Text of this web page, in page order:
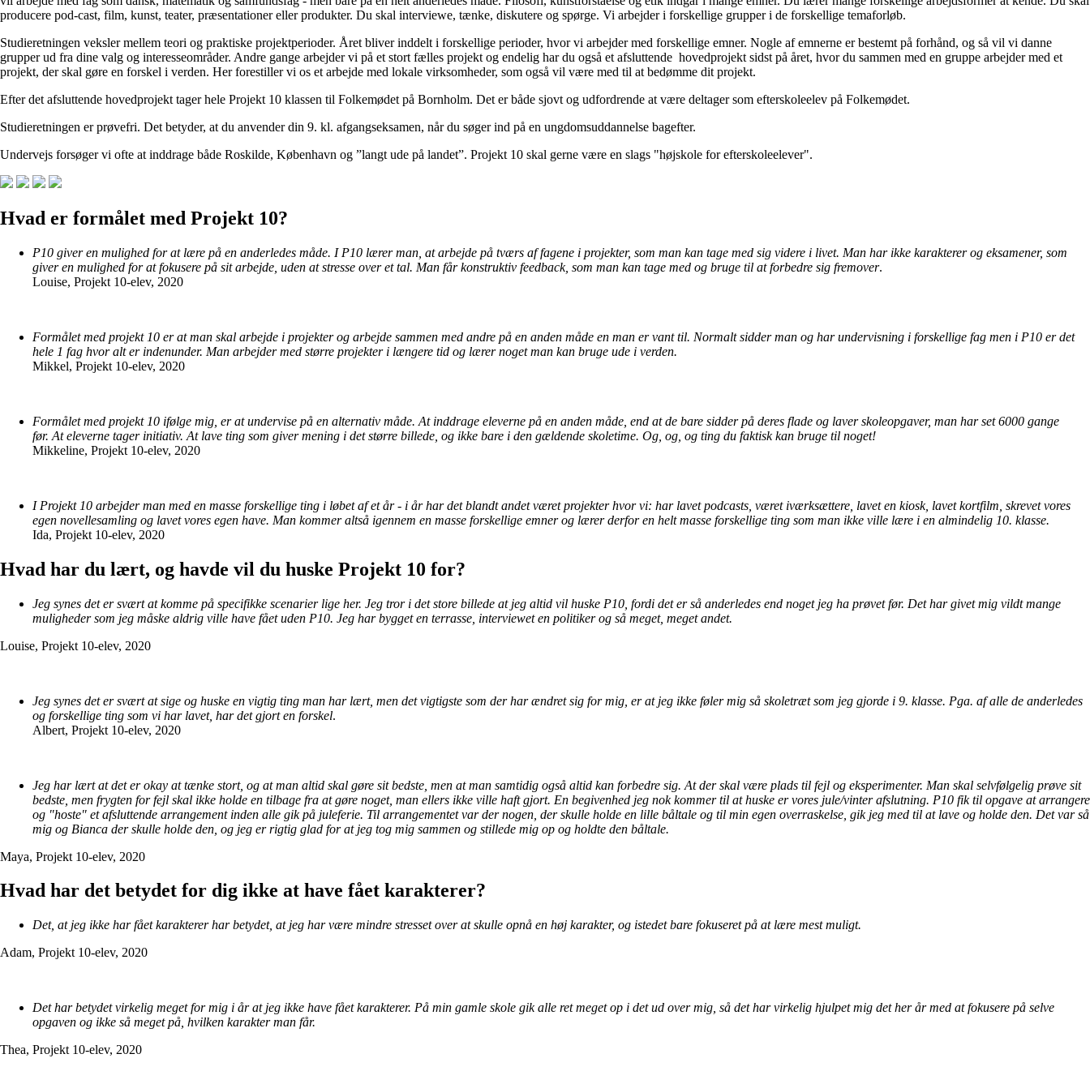
producere pod-cast, film, kunst, teater, præsentationer eller produkter. Du skal interviewe, tænke, diskutere og spørge. Vi arbejder i forskellige grupper i de forskellige temaforløb.
Studieretningen veksler mellem teori og praktiske projektperioder. Året bliver inddelt i forskellige perioder, hvor vi arbejder med forskellige emner. Nogle af emnerne er bestemt på forhånd, og så vil vi danne
grupper ud fra dine valg og interesseområder. Andre gange arbejder vi på et stort fælles projekt og endelig har du også et afsluttende hovedprojekt sidst på året, hvor du sammen med en gruppe arbejder med et
projekt, der skal gøre en forskel i verden. Her forestiller vi os et arbejde med lokale virksomheder, som også vil være med til at bedømme dit projekt.
Efter det afsluttende hovedprojekt tager hele Projekt 10 klassen til Folkemødet på Bornholm. Det er både sjovt og udfordrende at være deltager som efterskoleelev på Folkemødet.
Studieretningen er prøvefri. Det betyder, at du anvender din 9. kl. afgangseksamen, når du søger ind på en ungdomsuddannelse bagefter.
Undervejs forsøger vi ofte at inddrage både Roskilde, København og ”langt ude på landet”. Projekt 10 skal gerne være en slags "højskole for efterskoleelever".
Hvad er formålet med Projekt 10?
P10 giver en mulighed for at lære på en anderledes måde. I P10 lærer man, at arbejde på tværs af fagene i projekter, som man kan tage med sig videre i livet. Man har ikke karakterer og eksamener, som
giver en mulighed for at fokusere på sit arbejde, uden at stresse over et tal. Man får konstruktiv feedback, som man kan tage med og bruge til at forbedre sig fremover.
Louise, Projekt 10-elev, 2020
Formålet med projekt 10 er at man skal arbejde i projekter og arbejde sammen med andre på en anden måde en man er vant til. Normalt sidder man og har undervisning i forskellige fag men i P10 er det
hele 1 fag hvor alt er indenunder. Man arbejder med større projekter i længere tid og lærer noget man kan bruge ude i verden.
Mikkel, Projekt 10-elev, 2020
Formålet med projekt 10 ifølge mig, er at undervise på en alternativ måde. At inddrage eleverne på en anden måde, end at de bare sidder på deres flade og laver skoleopgaver, man har set 6000 gange
før. At eleverne tager initiativ. At lave ting som giver mening i det større billede, og ikke bare i den gældende skoletime. Og, og, og ting du faktisk kan bruge til noget!
Mikkeline, Projekt 10-elev, 2020
I Projekt 10 arbejder man med en masse forskellige ting i løbet af et år - i år har det blandt andet været projekter hvor vi: har lavet podcasts, været iværksættere, lavet en kiosk, lavet kortfilm, skrevet vores
egen novellesamling og lavet vores egen have. Man kommer altså igennem en masse forskellige emner og lærer derfor en helt masse forskellige ting som man ikke ville lære i en almindelig 10. klasse.
Ida, Projekt 10-elev, 2020
Hvad har du lært, og havde vil du huske Projekt 10 for?
Jeg synes det er svært at komme på specifikke scenarier lige her. Jeg tror i det store billede at jeg altid vil huske P10, fordi det er så anderledes end noget jeg ha prøvet før. Det har givet mig vildt mange
muligheder som jeg måske aldrig ville have fået uden P10. Jeg har bygget en terrasse, interviewet en politiker og så meget, meget andet.
Louise, Projekt 10-elev, 2020
Jeg synes det er svært at sige og huske en vigtig ting man har lært, men det vigtigste som der har ændret sig for mig, er at jeg ikke føler mig så skoletræt som jeg gjorde i 9. klasse. Pga. af alle de anderledes
og forskellige ting som vi har lavet, har det gjort en forskel.
Albert, Projekt 10-elev, 2020
Jeg har lært at det er okay at tænke stort, og at man altid skal gøre sit bedste, men at man samtidig også altid kan forbedre sig. At der skal være plads til fejl og eksperimenter. Man skal selvfølgelig prøve sit
bedste, men frygten for fejl skal ikke holde en tilbage fra at gøre noget, man ellers ikke ville haft gjort. En begivenhed jeg nok kommer til at huske er vores jule/vinter afslutning. P10 fik til opgave at arrangere
og "hoste" et afsluttende arrangement inden alle gik på juleferie. Til arrangementet var der nogen, der skulle holde en lille båltale og til min egen overraskelse, gik jeg med til at lave og holde den. Det var så
mig og Bianca der skulle holde den, og jeg er rigtig glad for at jeg tog mig sammen og stillede mig op og holdte den båltale.
Maya, Projekt 10-elev, 2020
Hvad har det betydet for dig ikke at have fået karakterer?
Det, at jeg ikke har fået karakterer har betydet, at jeg har være mindre stresset over at skulle opnå en høj karakter, og istedet bare fokuseret på at lære mest muligt.
Adam, Projekt 10-elev, 2020
Det har betydet virkelig meget for mig i år at jeg ikke have fået karakterer. På min gamle skole gik alle ret meget op i det ud over mig, så det har virkelig hjulpet mig det her år med at fokusere på selve
opgaven og ikke så meget på, hvilken karakter man får.
Thea, Projekt 10-elev, 2020